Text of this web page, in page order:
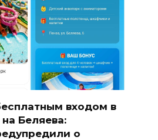
входом в
Беляева:
о